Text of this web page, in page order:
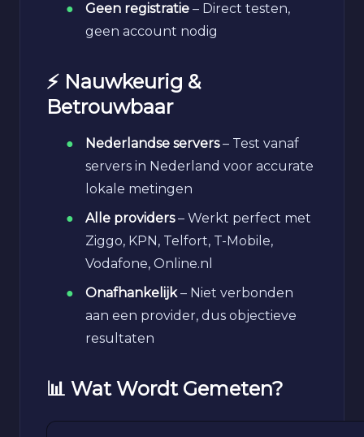
Geen registratie – Direct testen,
geen account nodig
⚡ Nauwkeurig &
Betrouwbaar
Nederlandse servers– Test vanaf
servers in Nederland voor accurate
lokale metingen
Alle providers– Werkt perfect met
Ziggo, KPN, Telfort, T-Mobile,
Vodafone, Online.nl
Onafhankelijk– Niet verbonden
aan een provider, dus objectieve
resultaten
📊 Wat Wordt Gemeten?